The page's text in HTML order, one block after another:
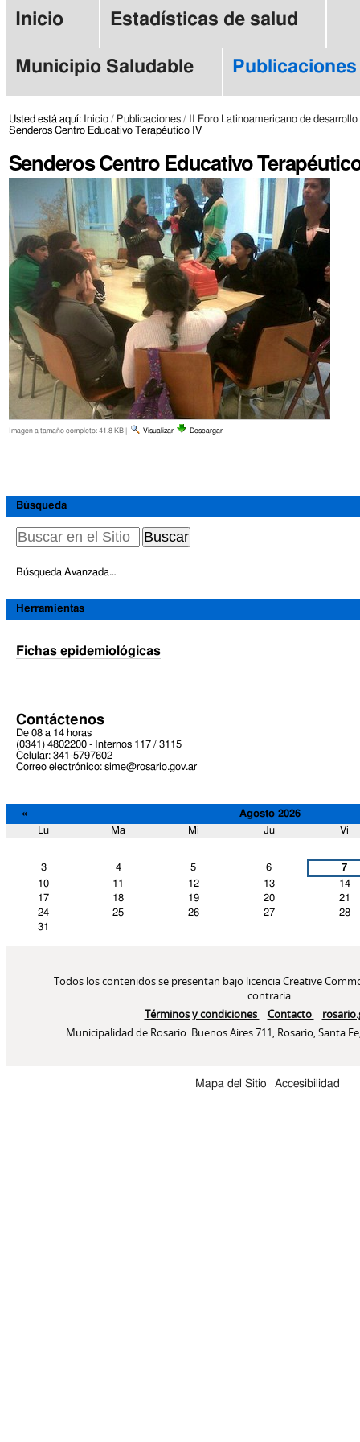
Cambiar
contenido.
Saltar
a
navegación
Herramientas
Secciones
Inicio Estadísticas de salud
Municipio Saludable Publicaciones
Usted está aquí: Inicio / Publicaciones /
II Foro Latinoamericano de
Senderos Centro Educativo Terapéutico IV
Senderos Centro Educativo
Imagen a tamaño completo: 41.8 KB| Visualizar Descargar
Búsqueda
Búsqueda Avanzada…
Herramientas
Fichas epidemiológicas
Contáctenos
De 08 a 14 horas
(0341) 4802200 - Internos 117 / 3115
Celular: 341-5797602
Correo electrónico: sime@rosario.gov.ar
« Agosto 2026
Lu Ma Mi Ju Vi
3 4 5 6
7
10
11 12 13
14
17
18 19 20
21
24
25 26 27
28
31
Mapa del Sitio Accesibilidad